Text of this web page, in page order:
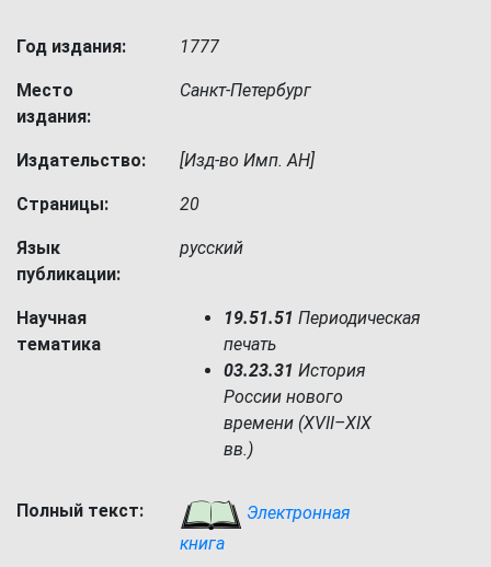
Год издания: 1777
Место
издания:
Санкт-Петербург
Издательство: [Изд-во Имп. АН]
Страницы: 20
Язык
публикации:
русский
Научная
тематика
19.51.51 Периодическая
печать
03.23.31 История
России нового
времени (XVII–XIX
вв.)
Полный текст:
Электронная
книга